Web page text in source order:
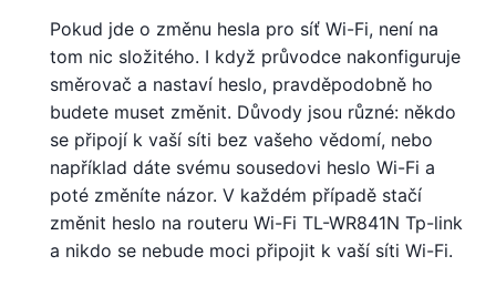
Pokud jde o změnu hesla pro síť Wi-Fi, není na
tom nic složitého. I když průvodce nakonfiguruje
směrovač a nastaví heslo, pravděpodobně ho
budete muset změnit. Důvody jsou různé: někdo
se připojí k vaší síti bez vašeho vědomí, nebo
například dáte svému sousedovi heslo Wi-Fi a
poté změníte názor. V každém případě stačí
změnit heslo na routeru Wi-Fi TL-WR841N Tp-link
a nikdo se nebude moci připojit k vaší síti Wi-Fi.